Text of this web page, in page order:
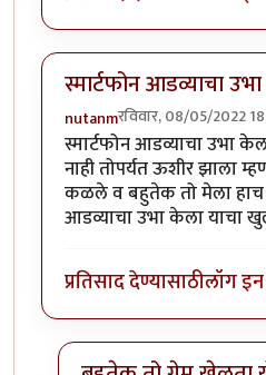
स्मार्टफोन आडव्याचा
nutanmरविवार, 08/05/2022
स्मार्टफोन आडव्याचा उभा
नाही तोपर्यत ऊशीर झाला
कळले व बहुतेक तो मेला
आडव्याचा उभा केला याचा
प्रतिसाद देण्यासाठीलॉग